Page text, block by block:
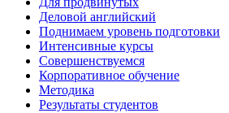
Деловой английский
Поднимаем уровень подготовки
Интенсивные курсы
Совершенствуемся
Корпоративное обучение
Методика
Результаты студентов